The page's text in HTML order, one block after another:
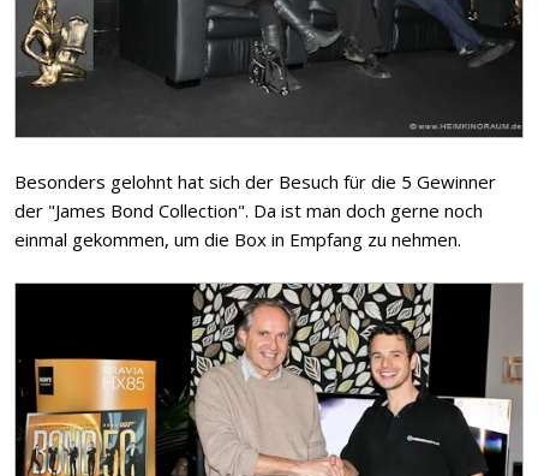
Besonders gelohnt hat sich der Besuch für die 5 Gewinner
der "James Bond Collection". Da ist man doch gerne noch
einmal gekommen, um die Box in Empfang zu nehmen.